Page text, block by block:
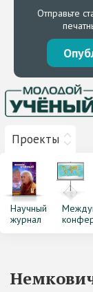
Отправьте
Проекты
Научный
журнал